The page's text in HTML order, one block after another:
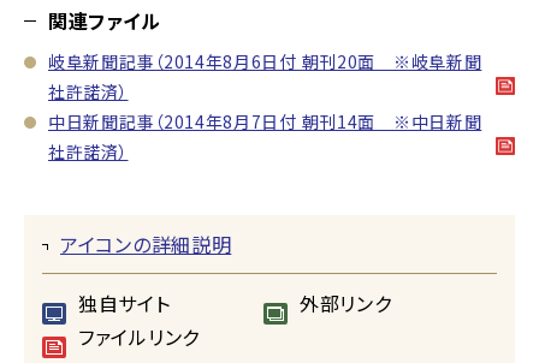
関連ファイル
岐阜新聞記事（2014年8月6日付 朝刊20面 ※岐阜新聞
社許諾済）
中日新聞記事（2014年8月7日付 朝刊14面 ※中日新聞
社許諾済）
アイコンの詳細説明
独自サイト
外部リンク
ファイルリンク